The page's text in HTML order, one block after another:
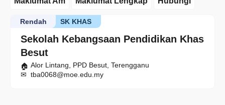
Sekolah Kebangsaan Pendidikan Khas
Besut
SK KHAS
Rendah
Alor Lintang, PPD Besut, Terengganu
tba0068@moe.edu.my